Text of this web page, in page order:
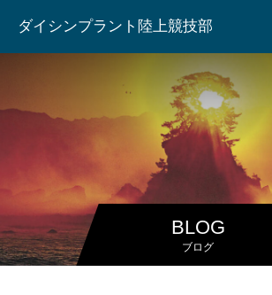
ダイシンプラント陸上競技部
BLOG
ブログ